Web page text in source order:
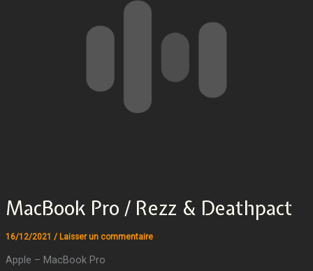
MacBook Pro / Rezz & Deathpact
16/12/2021 / Laisser un commentaire
Apple – MacBook Pro